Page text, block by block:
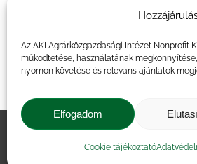
Az AKI Agrárközgazdasági Intézet Nonprofit
működtetése, használatának
nyomon követése és releváns ajánlatok
Elfogadom
Cookie tájékoztató
idén
2026.07.31.
Impresszum